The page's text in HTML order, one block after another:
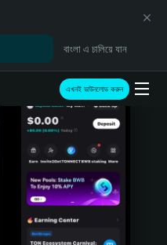
বাংলা এ চালিয়ে যান
এখনই ডাউনলোড করুন